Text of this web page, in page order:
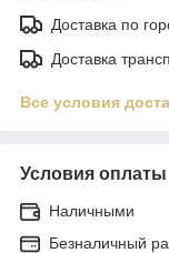
Доставка по
Доставка
Все условия
Условия оплаты
Наличными
Безналичный